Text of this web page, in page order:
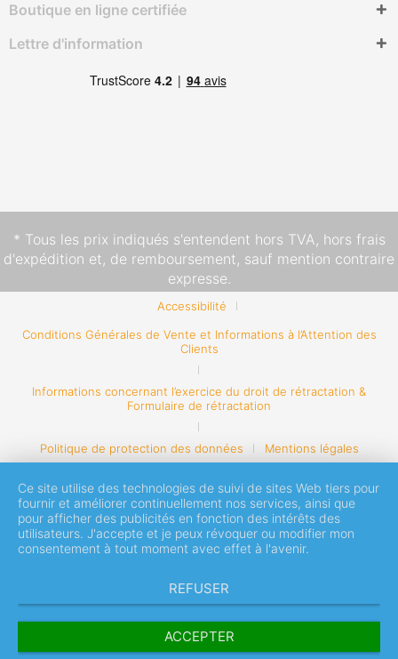
Boutique en ligne certifiée
Lettre d'information
* Tous les prix indiqués s'entendent hors TVA, hors frais
d'expédition et, de remboursement, sauf mention contraire
expresse.
Accessibilité
Conditions Générales de Vente et Informations à l’Attention des
Clients
Informations concernant l’exercice du droit de rétractation &
Formulaire de rétractation
Politique de protection des données Mentions légales
Ce site utilise des technologies de suivi de sites Web tiers pour
fournir et améliorer continuellement nos services, ainsi que
pour afficher des publicités en fonction des intérêts des
utilisateurs. J'accepte et je peux révoquer ou modifier mon
consentement à tout moment avec effet à l'avenir.
REFUSER
ACCEPTER